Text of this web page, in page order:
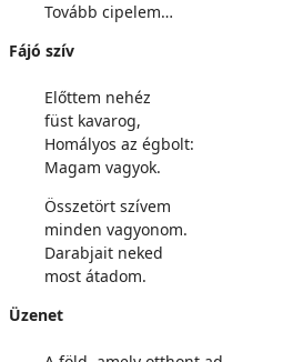
Tovább cipelem…
Fájó szív
Előttem nehéz
füst kavarog,
Homályos az égbolt:
Magam vagyok.
Összetört szívem
minden vagyonom.
Darabjait neked
most átadom.
Üzenet